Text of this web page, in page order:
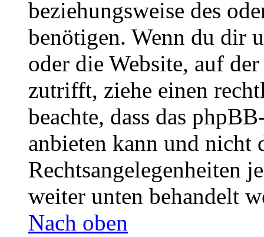
beziehungsweise des
benötigen. Wenn du dir
oder die Website, auf
zutrifft, ziehe einen
beachte, dass das
anbieten kann und nicht
Rechtsangelegenheiten
weiter unten behandelt
Nach oben